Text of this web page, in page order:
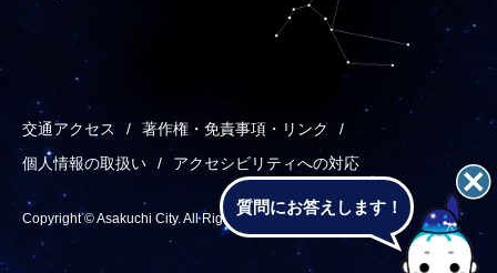
交通アクセス
著作権・免責事項・リンク
個人情報の取扱い
アクセシビリティへの対応
Copyright © Asakuchi City. All Rights Reserved.
質問にお答えします！